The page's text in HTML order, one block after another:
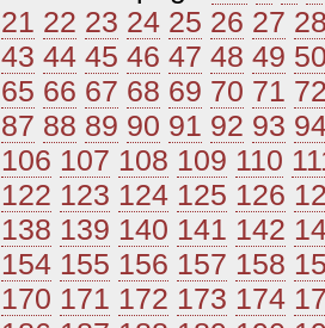
21 22 23 24 25 26 27
43 44 45 46 47 48 49
65 66 67 68 69 70 71
87 88 89 90 91 92 93
106 107 108 109 110
122 123 124 125 126
138 139 140 141 142
154 155 156 157 158
170 171 172 173 174